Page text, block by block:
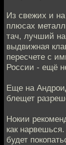
Из свежих и
плюсах
тач, лучший на
выдвижная
пересчете с
России - ещё
Еще на
блещет
Нокии
как
будет